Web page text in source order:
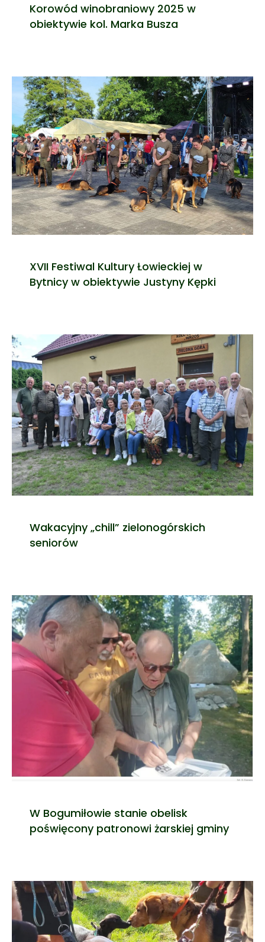
Korowód winobraniowy 2025 w
obiektywie kol. Marka Busza
XVII Festiwal Kultury Łowieckiej w
Bytnicy w obiektywie Justyny Kępki
Wakacyjny „chill” zielonogórskich
seniorów
W Bogumiłowie stanie obelisk
poświęcony patronowi żarskiej gminy